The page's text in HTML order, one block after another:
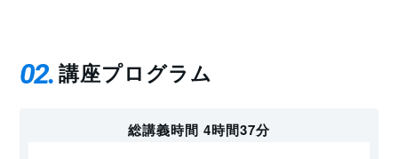
02 講座プログラム
総講義時間 4時間37分